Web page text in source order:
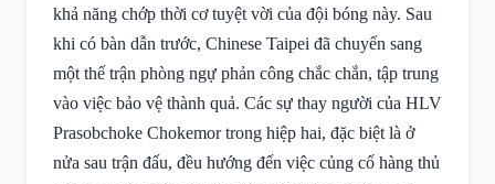
khả năng chớp thời cơ tuyệt vời của đội bóng này. Sau
khi có bàn dẫn trước, Chinese Taipei đã chuyển sang
một thế trận phòng ngự phản công chắc chắn, tập trung
vào việc bảo vệ thành quả. Các sự thay người của HLV
Prasobchoke Chokemor trong hiệp hai, đặc biệt là ở
nửa sau trận đấu, đều hướng đến việc củng cố hàng thủ